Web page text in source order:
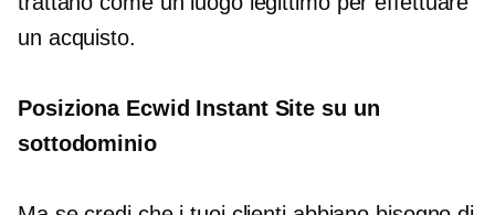
un acquisto.
Posiziona Ecwid Instant Site su un
sottodominio